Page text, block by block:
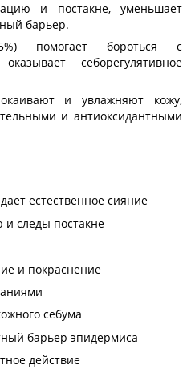
и постакне, уменьшает
барьер.
помогает бороться с
себорегулятивное
и увлажняют кожу,
и антиоксидантными
естественное сияние
и следы постакне
и покраснение
себума
барьер эпидермиса
действие